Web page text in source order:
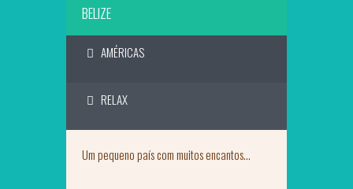
BELIZE
AMÉRICAS
RELAX
U​m pequeno país com muitos encantos...